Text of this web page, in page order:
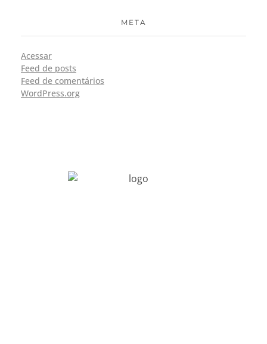
META
Acessar
Feed de posts
Feed de comentários
WordPress.org